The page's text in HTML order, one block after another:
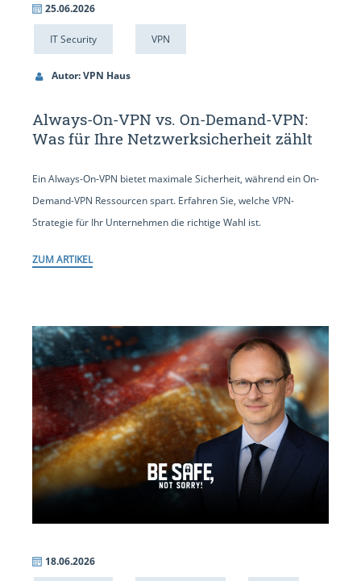
25.06.2026
IT Security VPN
Autor: VPN Haus
Always-On-VPN vs. On-Demand-VPN:
Was für Ihre Netzwerksicherheit zählt
Ein Always-On-VPN bietet maximale Sicherheit, während ein On-
Demand-VPN Ressourcen spart. Erfahren Sie, welche VPN-
Strategie für Ihr Unternehmen die richtige Wahl ist.
ZUM ARTIKEL
18.06.2026